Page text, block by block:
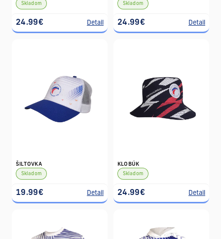
Skladom
24.99€ Detail
Skladom
24.99€ Detail
ŠILTOVKA
Skladom
19.99€ Detail
KLOBÚK
Skladom
24.99€ Detail